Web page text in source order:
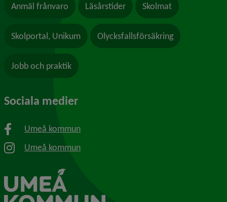
Anmäl frånvaro Läsårstider Skolmat
Skolportal, Unikum Olycksfallsförsäkring
Jobb och praktik
Sociala medier
Umeå kommun
Umeå kommun